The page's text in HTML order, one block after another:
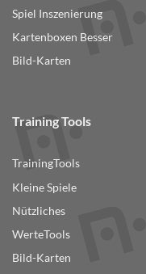
Spiel Inszenierung
Kartenboxen Besser
Bild-Karten
Training Tools
TrainingTools
Kleine Spiele
Nützliches
WerteTools
Bild-Karten